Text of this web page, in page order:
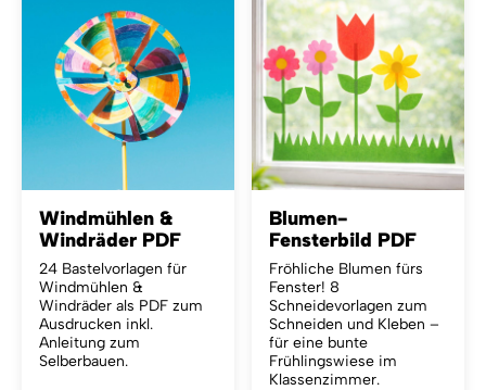
Windmühlen &
Windräder PDF
24 Bastelvorlagen für
Windmühlen &
Windräder als PDF zum
Ausdrucken inkl.
Anleitung zum
Selberbauen.
Blumen-
Fensterbild PDF
Fröhliche Blumen fürs
Fenster! 8
Schneidevorlagen zum
Schneiden und Kleben –
für eine bunte
Frühlingswiese im
Klassenzimmer.